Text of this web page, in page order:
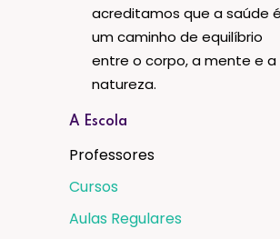
acreditamos que a saúde é
um caminho de equilíbrio
entre o corpo, a mente e a
natureza.
A Escola
Professores
Cursos
Aulas Regulares